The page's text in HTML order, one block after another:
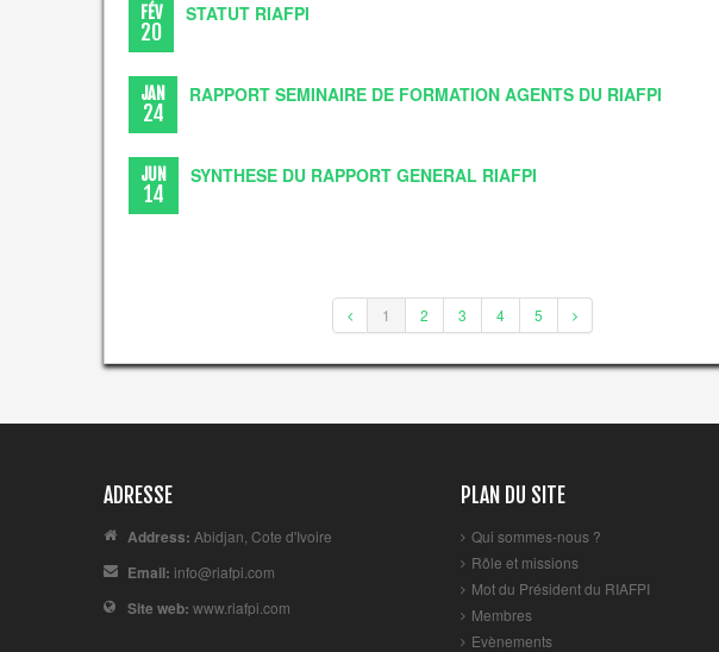
FÉV
20
STATUT RIAFPI
JAN
24
RAPPORT SEMINAIRE DE FORMATION AGENTS DU RIAFPI
JUN
14
SYNTHESE DU RAPPORT GENERAL RIAFPI
1 2 3 4 5
ADRESSE
Address: Abidjan, Cote d'Ivoire
Email: info@riafpi.com
Site web: www.riafpi.com
PLAN DU SITE
Qui sommes-nous ?
Rôle et missions
Mot du Président du RIAFPI
Membres
Evènements